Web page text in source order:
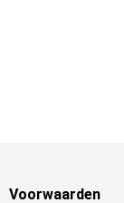
Voorwaarden